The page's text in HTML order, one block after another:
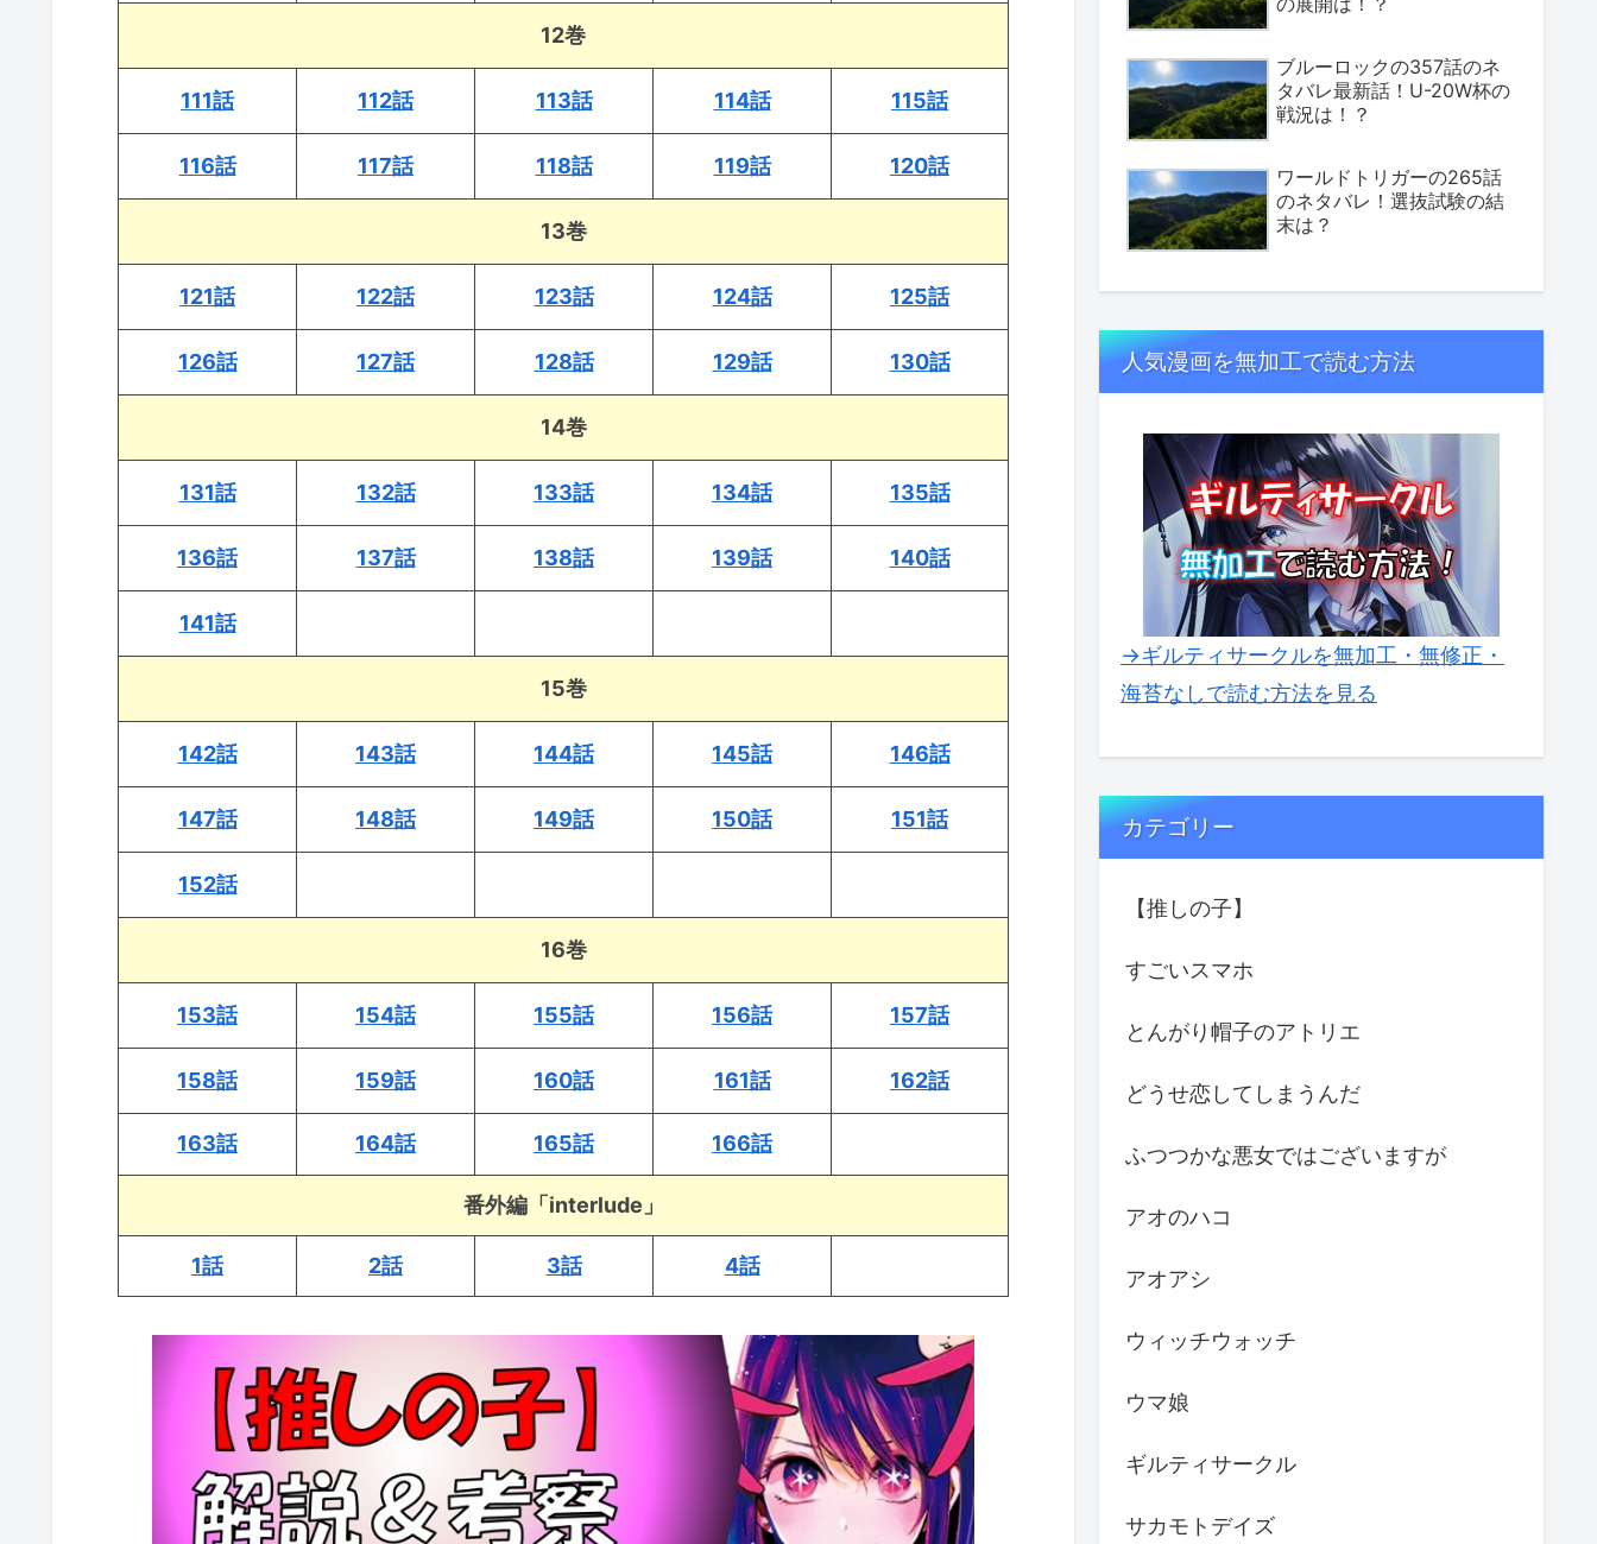
12巻
111話 112話 113話 114話 115話
116話 117話 118話 119話 120話
13巻
121話 122話 123話 124話 125話
126話 127話 128話 129話 130話
14巻
131話 132話 133話 134話 135話
136話 137話 138話 139話 140話
141話
15巻
142話 143話 144話 145話 146話
147話 148話 149話 150話 151話
152話
16巻
153話 154話 155話 156話 157話
158話 159話 160話 161話 162話
163話 164話 165話 166話
番外編「interlude」
1話 2話 3話 4話
ブルーロックの357話のネ
タバレ最新話！U-20W杯の
戦況は！？
ワールドトリガーの265話
のネタバレ！選抜試験の結
末は？
人気漫画を無加工で読む方法
→ギルティサークルを無加工・無修正・
海苔なしで読む方法を見る
カテゴリー
【推しの子】
すごいスマホ
とんがり帽子のアトリエ
どうせ恋してしまうんだ
ふつつかな悪女ではございますが
アオのハコ
アオアシ
ウィッチウォッチ
ウマ娘
ギルティサークル
サカモトデイズ